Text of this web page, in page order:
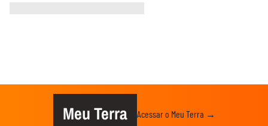
Meu Terra Acessar o Meu Terra →